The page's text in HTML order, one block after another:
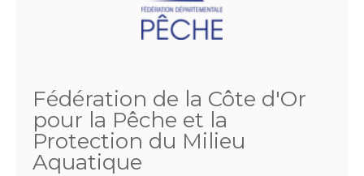
Fédération de la Côte d'Or
pour la Pêche et la
Protection du Milieu
Aquatique